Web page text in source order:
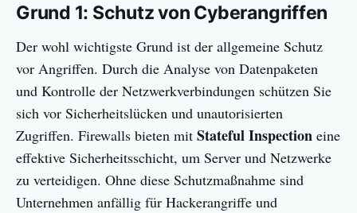
Grund 1: Schutz von Cyberangriffen
Der wohl wichtigste Grund ist der allgemeine Schutz
vor Angriffen. Durch die Analyse von Datenpaketen
und Kontrolle der Netzwerkverbindungen schützen Sie
sich vor Sicherheitslücken und unautorisierten
Zugriffen. Firewalls bieten mit Stateful Inspection eine
effektive Sicherheitsschicht, um Server und Netzwerke
zu verteidigen. Ohne diese Schutzmaßnahme sind
Unternehmen anfällig für Hackerangriffe und